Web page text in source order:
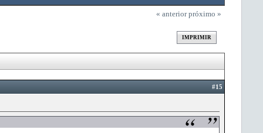
« anterior próximo »
IMPRIMIR
#15